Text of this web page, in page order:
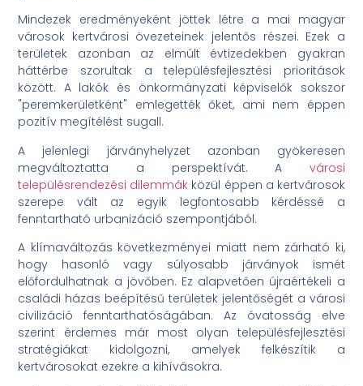
Mindezek eredményeként jöttek létre a mai magyar
városok kertvárosi övezeteinek jelentős részei. Ezek a
területek azonban az elmúlt évtizedekben gyakran
háttérbe szorultak a településfejlesztési prioritások
között. A lakók és önkormányzati képviselők sokszor
"peremkerületként" emlegették őket, ami nem éppen
pozitív megítélést sugall.
A jelenlegi járványhelyzet azonban gyökeresen
megváltoztatta a perspektívát. A városi
településrendezési dilemmák közül éppen a kertvárosok
szerepe vált az egyik legfontosabb kérdéssé a
fenntartható urbanizáció szempontjából.
A klímaváltozás következményei miatt nem zárható ki,
hogy hasonló vagy súlyosabb járványok ismét
előfordulhatnak a jövőben. Ez alapvetően újraértékeli a
családi házas beépítésű területek jelentőségét a városi
civilizáció fenntarthatóságában. Az óvatosság elve
szerint érdemes már most olyan településfejlesztési
stratégiákat kidolgozni, amelyek felkészítik a
kertvárosokat ezekre a kihívásokra.